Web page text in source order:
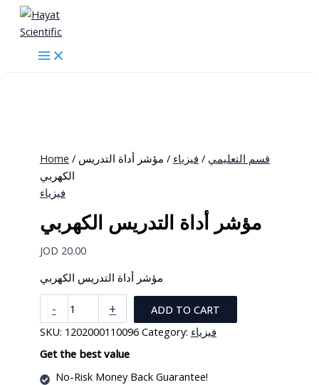
Skip
content
Home / قسم التعليمي / فيزياء / مؤشر أداة التدريس
الكهربي
فيزياء
مؤشر أداة التدريس الكهربي
JOD 20.00
مؤشر أداة التدريس الكهربي
-
أداة
التدريس
الكهربي
quantity
+
ADD TO CART
SKU: 1202000110096 Category: فيزياء
Get the best value
No-Risk Money Back Guarantee!